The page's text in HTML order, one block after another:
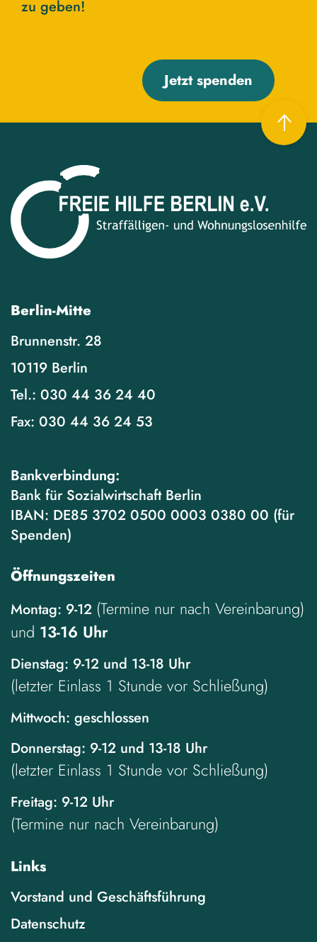
zu geben!
Jetzt spenden
Berlin-Mitte
Brunnenstr. 28
10119 Berlin
Tel.: 030 44 36 24 40
Fax: 030 44 36 24 53
Bankverbindung:
Bank für Sozialwirtschaft Berlin
IBAN: DE85 3702 0500 0003 0380 00 (für
Spenden)
Öffnungszeiten
Montag: 9-12 (Termine nur nach Vereinbarung)
und 13-16 Uhr
Dienstag: 9-12 und 13-18 Uhr
(letzter Einlass 1 Stunde vor Schließung)
Mittwoch: geschlossen
Donnerstag: 9-12 und 13-18 Uhr
(letzter Einlass 1 Stunde vor Schließung)
Freitag: 9-12 Uhr
(Termine nur nach Vereinbarung)
Links
Vorstand und Geschäftsführung
Datenschutz